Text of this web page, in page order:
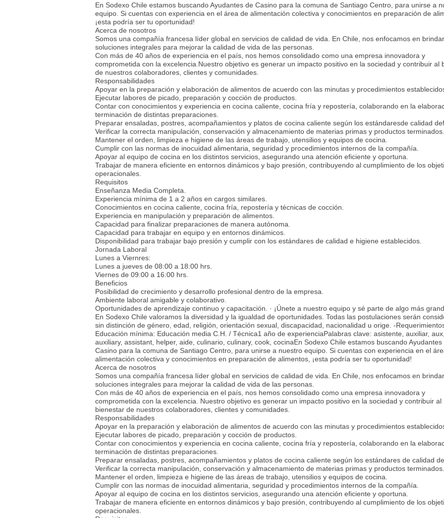
En Sodexo Chile estamos buscando Ayudantes de Casino para la comuna de Santiago Centro, para unirse a
equipo. Si cuentas con experiencia en el área de alimentación colectiva y conocimientos en preparación de
¡esta podría ser tu oportunidad!
Acerca de nosotros
Somos una compañía francesa líder global en servicios de calidad de vida. En Chile, nos enfocamos en brindar
soluciones integrales para mejorar la calidad de vida de las personas.
Con más de 40 años de experiencia en el país, nos hemos consolidado como una empresa innovadora y
comprometida con la excelencia.Nuestro objetivo es generar un impacto positivo en la sociedad y contribuir al
de nuestros colaboradores, clientes y comunidades.
Responsabilidades
Apoyar en la preparación y elaboración de alimentos de acuerdo con las minutas y procedimientos
Ejecutar labores de picado, preparación y cocción de productos.
Contar con conocimientos y experiencia en cocina caliente, cocina fría y repostería, colaborando en la
terminación de distintas preparaciones.
Preparar ensaladas, postres, acompañamientos y platos de cocina caliente según los estándaresde calidad
Verificar la correcta manipulación, conservación y almacenamiento de materias primas y productos terminados.
Mantener el orden, limpieza e higiene de las áreas de trabajo, utensilios y equipos de cocina.
Cumplir con las normas de inocuidad alimentaria, seguridad y procedimientos internos de la compañía.
Apoyar al equipo de cocina en los distintos servicios, asegurando una atención eficiente y oportuna.
Trabajar de manera eficiente en entornos dinámicos y bajo presión, contribuyendo al cumplimiento de los
operacionales.
Requisitos
Enseñanza Media Completa.
Experiencia mínima de 1 a 2 años en cargos similares.
Conocimientos en cocina caliente, cocina fría, repostería y técnicas de cocción.
Experiencia en manipulación y preparación de alimentos.
Capacidad para finalizar preparaciones de manera autónoma.
Capacidad para trabajar en equipo y en entornos dinámicos.
Disponibilidad para trabajar bajo presión y cumplir con los estándares de calidad e higiene establecidos.
Jornada Laboral
Lunes a Viernres:
Lunes a jueves de 08:00 a 18:00 hrs.
Viernes de 09:00 a 16:00 hrs.
Beneficios
Posibilidad de crecimiento y desarrollo profesional dentro de la empresa.
Ambiente laboral amigable y colaborativo.
Oportunidades de aprendizaje continuo y capacitación. · ¡Únete a nuestro equipo y sé parte de algo más
En Sodexo Chile valoramos la diversidad y la igualdad de oportunidades. Todas las postulaciones serán
sin distinción de género, edad, religión, orientación sexual, discapacidad, nacionalidad u orige. -
Educación mínima: Educación media C.H. / Técnica1 año de experienciaPalabras clave: asistente, auxiliar, aux,
auxiliary, assistant, helper, aide, culinario, culinary, cook, cocinaEn Sodexo Chile estamos buscando Ayudantes
Casino para la comuna de Santiago Centro, para unirse a nuestro equipo. Si cuentas con experiencia en el
alimentación colectiva y conocimientos en preparación de alimentos, ¡esta podría ser tu oportunidad!
Acerca de nosotros
Somos una compañía francesa líder global en servicios de calidad de vida. En Chile, nos enfocamos en brindar
soluciones integrales para mejorar la calidad de vida de las personas.
Con más de 40 años de experiencia en el país, nos hemos consolidado como una empresa innovadora y
comprometida con la excelencia. Nuestro objetivo es generar un impacto positivo en la sociedad y contribuir al
bienestar de nuestros colaboradores, clientes y comunidades.
Responsabilidades
Apoyar en la preparación y elaboración de alimentos de acuerdo con las minutas y procedimientos
Ejecutar labores de picado, preparación y cocción de productos.
Contar con conocimientos y experiencia en cocina caliente, cocina fría y repostería, colaborando en la
terminación de distintas preparaciones.
Preparar ensaladas, postres, acompañamientos y platos de cocina caliente según los estándares de calidad
Verificar la correcta manipulación, conservación y almacenamiento de materias primas y productos terminados.
Mantener el orden, limpieza e higiene de las áreas de trabajo, utensilios y equipos de cocina.
Cumplir con las normas de inocuidad alimentaria, seguridad y procedimientos internos de la compañía.
Apoyar al equipo de cocina en los distintos servicios, asegurando una atención eficiente y oportuna.
Trabajar de manera eficiente en entornos dinámicos y bajo presión, contribuyendo al cumplimiento de los
operacionales.